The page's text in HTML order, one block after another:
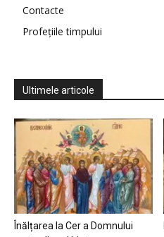
Contacte
Profețiile timpului
Ultimele articole
Înălțarea la Cer a Domnului